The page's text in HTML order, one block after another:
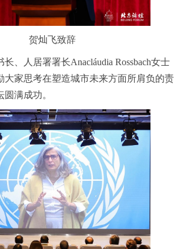
贺灿飞致辞
、人居署署长Anacláudia Rossbach女士
大家思考在塑造城市未来方面所肩负的责
满成功。